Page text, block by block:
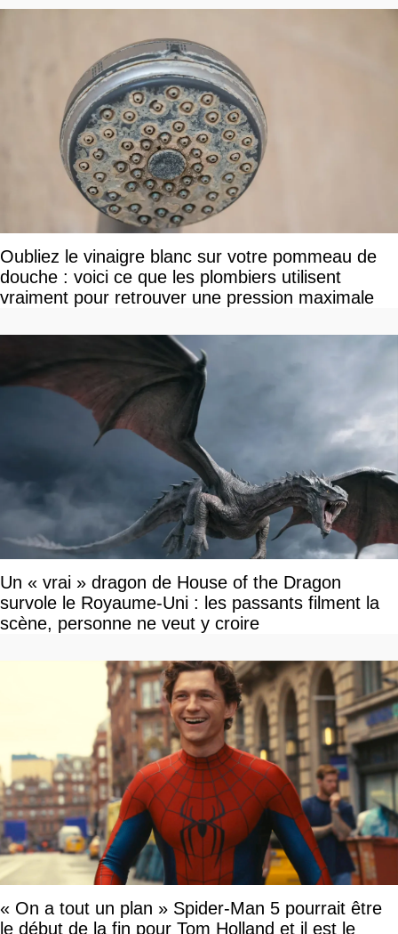
Oubliez le vinaigre blanc sur votre pommeau de
douche : voici ce que les plombiers utilisent
vraiment pour retrouver une pression maximale
Un « vrai » dragon de House of the Dragon
survole le Royaume-Uni : les passants filment la
scène, personne ne veut y croire
« On a tout un plan » Spider-Man 5 pourrait être
le début de la fin pour Tom Holland et il est le